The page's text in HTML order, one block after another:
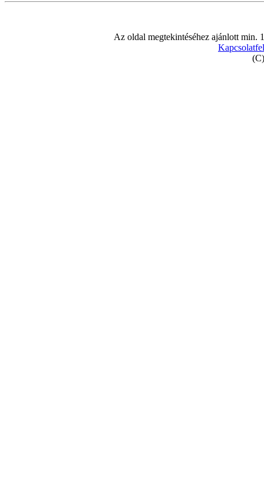
Az oldal megtekintéséhez ajánlott min.